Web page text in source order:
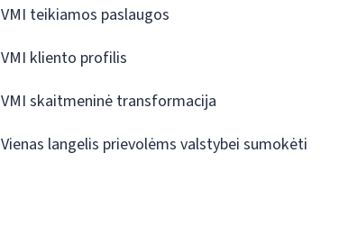
VMI teikiamos paslaugos
VMI kliento profilis
VMI skaitmeninė transformacija
Vienas langelis prievolėms valstybei sumokėti